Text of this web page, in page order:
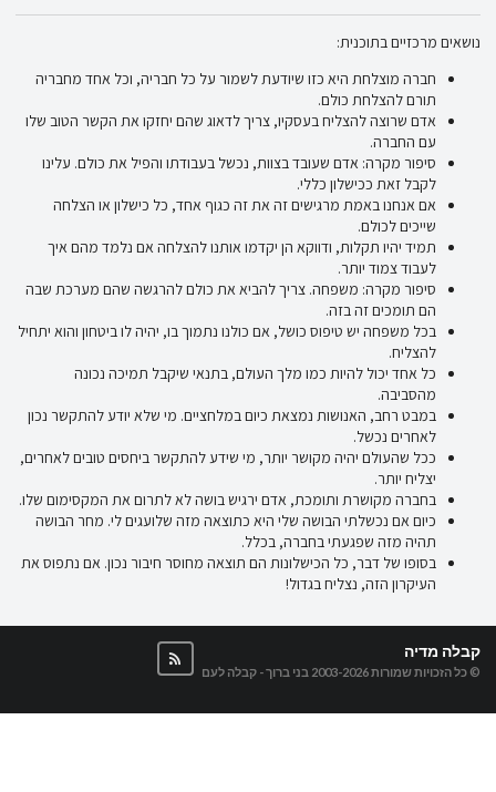
נושאים מרכזיים בתוכנית:
חברה מוצלחת היא כזו שיודעת לשמור על כל חבריה, וכל אחד מחבריה
תורם להצלחת כולם.
אדם שרוצה להצליח בעסקיו, צריך לדאוג שהם יחזקו את הקשר הטוב שלו
עם החברה.
סיפור מקרה: אדם שעובד בצוות, נכשל בעבודתו והפיל את כולם. עלינו
לקבל זאת ככישלון כללי.
אם אנחנו באמת מרגישים זה את זה כגוף אחד, כל כישלון או הצלחה
שייכים לכולם.
תמיד יהיו תקלות, ודווקא הן יקדמו אותנו להצלחה אם נלמד מהם איך
לעבוד צמוד יותר.
סיפור מקרה: משפחה. צריך להביא את כולם להרגשה שהם מערכת שבה
הם תומכים זה בזה.
בכל משפחה יש טיפוס כושל, אם כולנו נתמוך בו, יהיה לו ביטחון והוא יתחיל
להצליח.
כל אחד יכול להיות כמו מלך העולם, בתנאי שיקבל תמיכה נכונה
מהסביבה.
במבט רחב, האנושות נמצאת כיום במלחציים. מי שלא יודע להתקשר נכון
לאחרים נכשל.
ככל שהעולם יהיה מקושר יותר, מי שידע להתקשר ביחסים טובים לאחרים,
יצליח יותר.
בחברה מקושרת ותומכת, אדם ירגיש בושה לא לתרום את המקסימום שלו.
כיום אם נכשלתי הבושה שלי היא כתוצאה מזה שלועגים לי. מחר הבושה
תהיה מזה שפגעתי בחברה, בכלל.
בסופו של דבר, כל הכישלונות הם תוצאה מחוסר חיבור נכון. אם נתפוס את
העיקרון הזה, נצליח בגדול!
קבלה מדיה
© כל הזכויות שמורות 2003-2026 בני ברוך - קבלה לעם